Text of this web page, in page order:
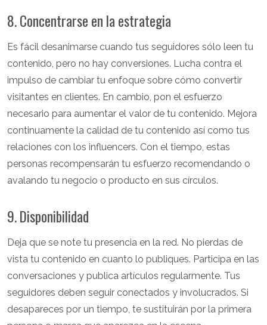
8. Concentrarse en la estrategia
Es fácil desanimarse cuando tus seguidores sólo leen tu
contenido, pero no hay conversiones. Lucha contra el
impulso de cambiar tu enfoque sobre cómo convertir
visitantes en clientes. En cambio, pon el esfuerzo
necesario para aumentar el valor de tu contenido. Mejora
continuamente la calidad de tu contenido así como tus
relaciones con los influencers. Con el tiempo, estas
personas recompensarán tu esfuerzo recomendando o
avalando tu negocio o producto en sus círculos.
9. Disponibilidad
Deja que se note tu presencia en la red. No pierdas de
vista tu contenido en cuanto lo publiques. Participa en las
conversaciones y publica artículos regularmente. Tus
seguidores deben seguir conectados y involucrados. Si
desapareces por un tiempo, te sustituirán por la primera